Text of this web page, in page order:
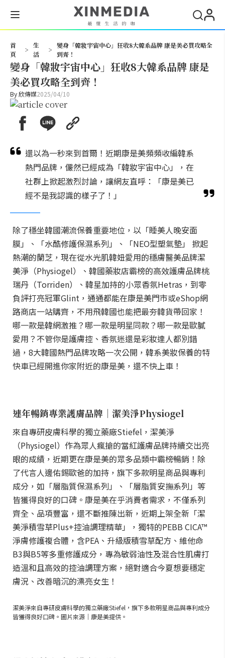
首
頁
>
生
活
>
變身「韓妝宇宙中心」狂收8大韓系品牌 康是美必買攻略全
到齊！
變身「韓妝宇宙中心」狂收8大韓系品牌 康是
美必買攻略全到齊！
By欣傳媒2025/04/10
還以為一秒來到首爾！近期康是美頻頻收編韓系
熱門品牌，儼然已經成為「韓妝宇宙中心」，在
社群上掀起激烈討論，讓網友直呼：「康是美已
經不是我認識的樣子了！」
除了穩坐韓國潮流保養重要地位，以「睡美人晚安面
膜」、「水酷修護保濕系列」、「NEO型塑氣墊」 掀起
熱潮的蘭芝，現在從水光肌韓妞愛用的穩膚醫美品牌潔
美淨（Physiogel）、韓國藥妝店霸榜的高效護膚品牌桃
瑞丹（Torriden）、韓星加持的小眾香氛Hetras，到零
負評打亮冠軍Glint，通通都能在康是美門市或eShop網
路商店一站購齊，不用飛韓國也能把最夯韓貨帶回家！
哪一款是韓網激推？哪一款是明星同款？哪一款是歐膩
愛用？不管你是護膚控、香氛迷還是彩妝達人都別錯
過，8大韓國熱門品牌攻略一次公開，韓系美妝保養的特
快車已經開進你家附近的康是美，還不快上車！
連年暢銷專業護膚品牌｜潔美淨Physiogel
來自專研皮膚科學的獨立藥廠Stiefel，潔美淨
（Physiogel）作為眾人瘋搶的當紅護膚品牌持續交出亮
眼的成績，近期更在康是美的眾多品類中霸榜暢銷！除
了代言人邊佑錫歐爸的加持，旗下多款明星商品與專利
成分，如「層脂質保濕系列」、「層脂質安撫系列」等
皆獲得良好的口碑。康是美在乎消費者需求，不僅系列
齊全、品項豐富，還不斷推陳出新，近期上架全新「潔
美淨積雪草Plus+控油調理精華」，獨特的PEBB CICA™
淨膚修護複合體，含PEA、升級版積雪草配方、維他命
B3與B5等多重修護成分，專為敏弱油性及混合性肌膚打
造溫和且高效的控油調理方案，絕對適合今夏想要穩定
膚況、改善暗沉的漂亮女生！
潔美淨來自專研皮膚科學的獨立藥廠Stiefel，旗下多款明星商品與專利成分
皆獲得良好口碑。圖片來源｜康是美提供。